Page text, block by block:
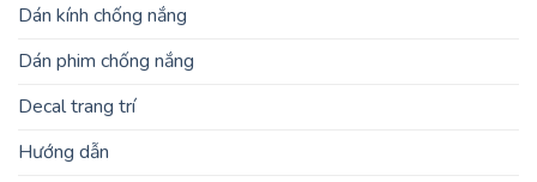
Dán kính chống nắng
Dán phim chống nắng
Decal trang trí
Hướng dẫn